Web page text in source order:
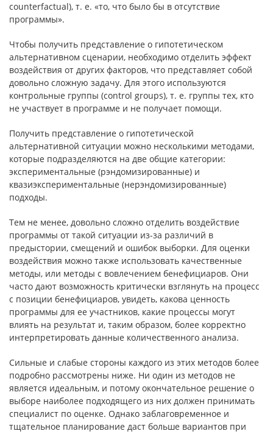
counterfactual), т. е. «то, что было бы в отсутствие
программы».
Чтобы получить представление о гипотетическом
альтернативном сценарии, необходимо отделить эффект
воздействия от других факторов, что представляет собой
довольно сложную задачу. Для этого используют­ся
контрольные группы (control groups), т. е. группы тех, кто
не участвует в программе и не получает помощи.
Получить представление о гипотетической
альтернативной ситуации можно несколькими методами,
которые подразделяются на две общие кате­гории:
экспериментальные (рэндомизированные) и
квазиэксперименталь­ные (нерэндомизированные)
подходы.
Тем не менее, довольно сложно отделить воздействие
программы от такой ситуации из-за различий в
предыстории, смещений и ошибок выбор­ки. Для оценки
воздействия можно также использовать качественные
мето­ды, или методы с вовлечением бенефициаров. Они
часто дают возможность критически взглянуть на процесс
с позиции бенефициаров, увидеть, какова ценность
программы для ее участников, какие процессы могут
влиять на результат и, таким образом, более корректно
интерпретировать данные ко­личественного анализа.
Сильные и слабые стороны каждого из этих методов более
подробно рассмотрены ниже. Ни один из методов не
является идеальным, и потому окончательное решение о
выборе наиболее подходящего из них должен при­нимать
специалист по оценке. Однако заблаговременное и
тщательное плани­рование даст больше вариантов при